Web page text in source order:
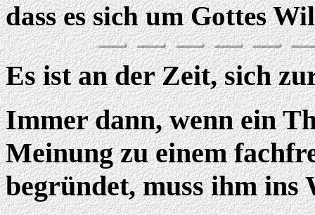
dass es sich um Gottes
Es ist an der Zeit, sich
Immer dann, wenn ein
Meinung zu einem
begründet, muss ihm ins